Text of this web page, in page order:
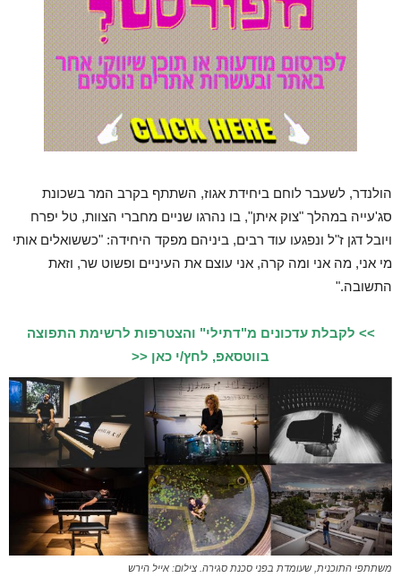
הולנדר, לשעבר לוחם ביחידת אגוז, השתתף בקרב המר בשכונת
סג'עייה במהלך "צוק איתן", בו נהרגו שניים מחברי הצוות, טל יפרח
ויובל דגן ז"ל ונפגעו עוד רבים, ביניהם מפקד היחידה: "כששואלים אותי
מי אני, מה אני ומה קרה, אני עוצם את העיניים ופשוט שר, וזאת
התשובה."
>> לקבלת עדכונים מ"דתילי" והצטרפות לרשימת התפוצה
בווטסאפ, לחץ/י כאן <<
משתתפי התוכנית, שעומדת בפני סכנת סגירה. צילום: אייל הירש